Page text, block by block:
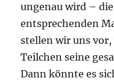
ungenau wird –
entsprechenden
stellen wir uns
Teilchen seine
Dann könnte es